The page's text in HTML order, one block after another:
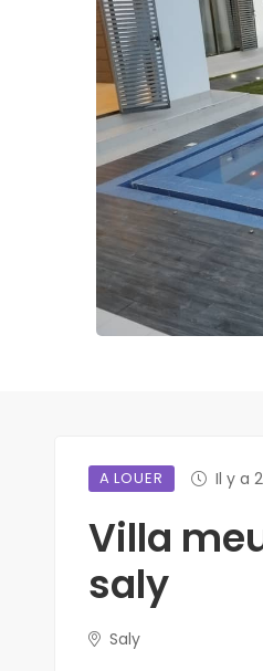
A LOUER Il y a
Villa
saly
Saly